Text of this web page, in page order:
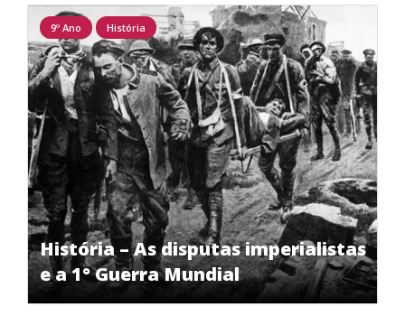
História – As disputas imperialistas
e a 1° Guerra Mundial
9º Ano História